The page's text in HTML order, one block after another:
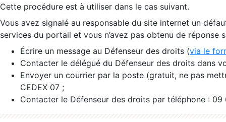
Cette procédure est à utiliser dans le cas suivant.
Vous avez signalé au responsable du site internet un
services du portail et vous n’avez pas obtenu de réponse
Écrire un message au Défenseur des droits (via le
Contacter le délégué du Défenseur des droits dans
Envoyer un courrier par la poste (gratuit, ne pas
CEDEX 07 ;
Contacter le Défenseur des droits par téléphone :